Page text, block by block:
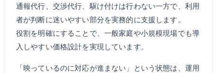
通報代行、交渉代行、駆け付けは行わない一方で、利用
者が判断に迷いやすい部分を実務的に支援します。
役割を明確にすることで、一般家庭や小規模現場でも導
入しやすい価格設計を実現しています。
「映っているのに対応が進まない」という状態は、運用